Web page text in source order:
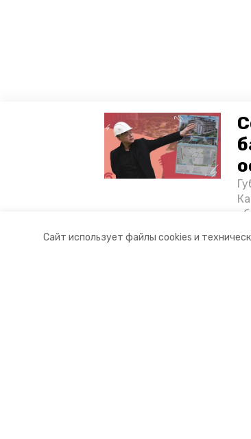
Сайт использует файлы cookies и